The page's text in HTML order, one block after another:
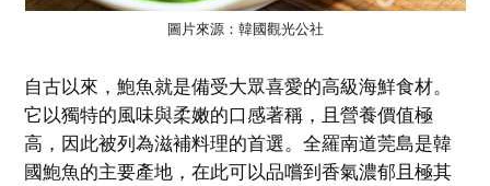
圖片來源：韓國觀光公社
自古以來，鮑魚就是備受大眾喜愛的高級海鮮食材。
它以獨特的風味與柔嫩的口感著稱，且營養價值極
高，因此被列為滋補料理的首選。全羅南道莞島是韓
國鮑魚的主要產地，在此可以品嚐到香氣濃郁且極其